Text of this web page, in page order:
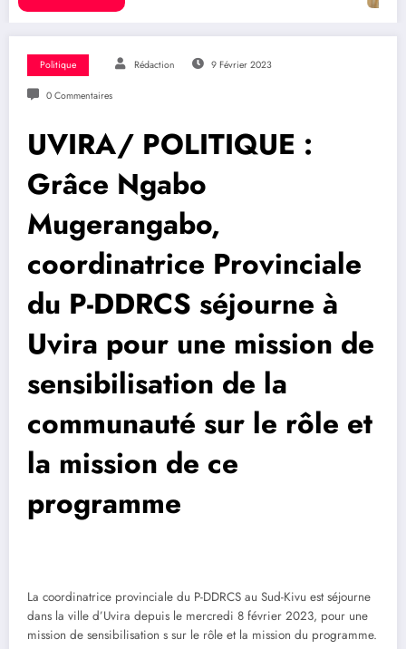
Politique Rédaction 9 Février 2023
0 Commentaires
UVIRA/ POLITIQUE :
Grâce Ngabo
Mugerangabo,
coordinatrice Provinciale
du P-DDRCS séjourne à
Uvira pour une mission de
sensibilisation de la
communauté sur le rôle et
la mission de ce
programme
La coordinatrice provinciale du P-DDRCS au Sud-Kivu est séjourne
dans la ville d’Uvira depuis le mercredi 8 février 2023, pour une
mission de sensibilisation s sur le rôle et la mission du programme.